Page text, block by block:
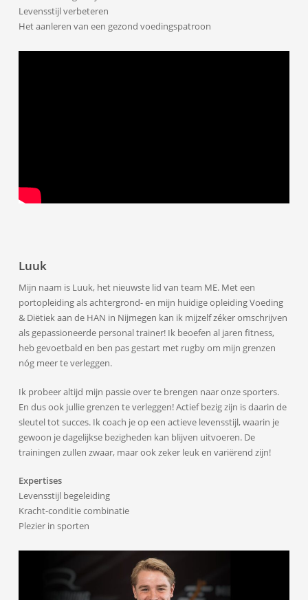
Levensstijl verbeteren
Het aanleren van een gezond voedingspatroon
Luuk
Mijn naam is Luuk, het nieuwste lid van team ME. Met een
portopleiding als achtergrond- en mijn huidige opleiding Voeding
& Diëtiek aan de HAN in Nijmegen kan ik mijzelf zéker omschrijven
als gepassioneerde personal trainer! Ik beoefen al jaren fitness,
heb gevoetbald en ben pas gestart met rugby om mijn grenzen
nóg meer te verleggen.
Ik probeer altijd mijn passie over te brengen naar onze sporters.
En dus ook jullie grenzen te verleggen! Actief bezig zijn is daarin de
sleutel tot succes. Ik coach je op een actieve levensstijl, waarin je
gewoon je dagelijkse bezigheden kan blijven uitvoeren. De
trainingen zullen zwaar, maar ook zeker leuk en variërend zijn!
Expertises
Levensstijl begeleiding
Kracht-conditie combinatie
Plezier in sporten